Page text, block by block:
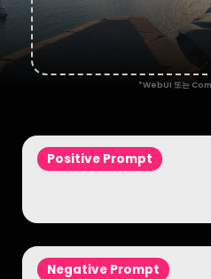
*WebUI 또는
Positive Prompt
Negative Prompt